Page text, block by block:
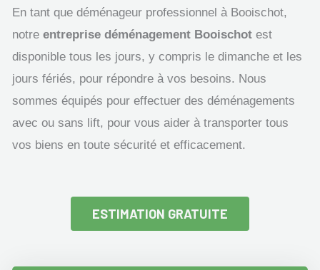
En tant que déménageur professionnel à Booischot,
notre entreprise déménagement Booischot est
disponible tous les jours, y compris le dimanche et les
jours fériés, pour répondre à vos besoins. Nous
sommes équipés pour effectuer des déménagements
avec ou sans lift, pour vous aider à transporter tous
vos biens en toute sécurité et efficacement.
ESTIMATION GRATUITE